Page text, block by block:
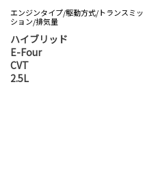
エンジンタイプ/駆動方式/トランスミッ
ション/排気量
ハイブリッド
E-Four
CVT
2.5L